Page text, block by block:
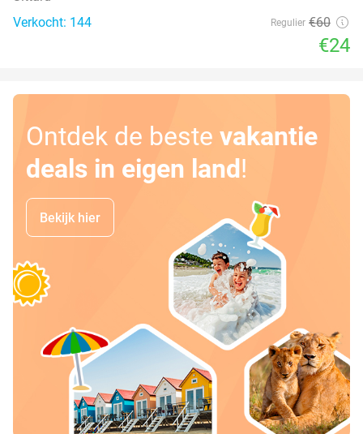
Verkocht: 144
Regulier €60
€24
Ontdek de beste vakantie
deals in eigen land!
Bekijk hier